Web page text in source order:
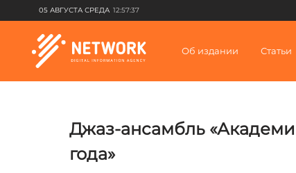
05 АВГУСТА СРЕДА 12:57:37
Об издании Статьи
Джаз-ансамбль
года»